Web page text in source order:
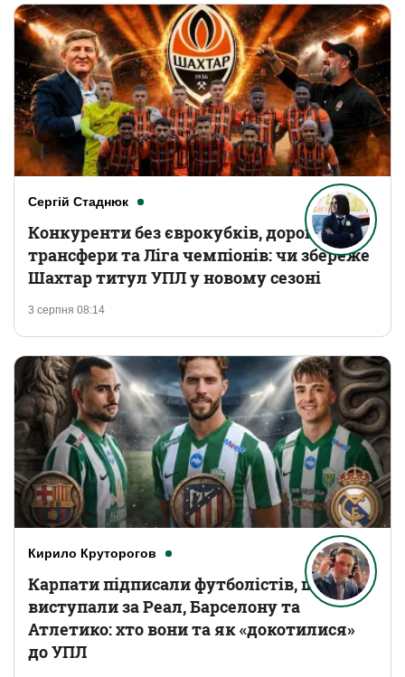
Сергій Стаднюк
3 серпня 08:14
Конкуренти без єврокубків, дорогі
трансфери та Ліга чемпіонів: чи збереже
Шахтар титул УПЛ у новому сезоні
Кирило Круторогов
Карпати підписали футболістів, що
виступали за Реал, Барселону та
Атлетико: хто вони та як «докотилися»
до УПЛ